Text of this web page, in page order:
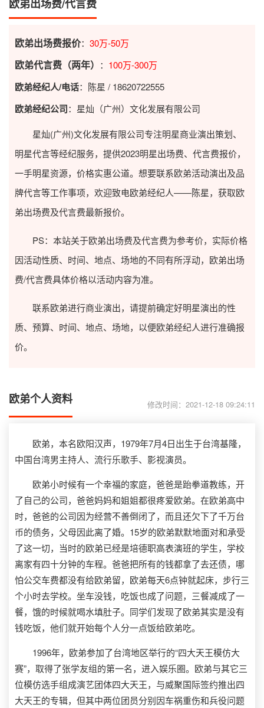
欧弟出场费/代言费
欧弟出场费报价： 30万-50万
欧弟代言费（两年） ： 100万-300万
欧弟经纪人/电话：陈星 / 18620722555
欧弟经纪公司：星灿（广州）文化发展有限公司
星灿(广州)文化发展有限公司专注明星商业演出策划、
明星代言等经纪服务，提供2023明星出场费、代言费报价，
一手明星资源，价格实惠公道。想要联系欧弟活动演出及品
牌代言等工作事项，欢迎致电欧弟经纪人——陈星，获取欧
弟出场费及代言费最新报价。
PS：本站关于欧弟出场费及代言费为参考价，实际价格
因活动性质、时间、地点、场地的不同有所浮动，欧弟出场
费/代言费具体价格以活动内容为准。
联系欧弟进行商业演出，请提前确定好明星演出的性
质、预算、时间、地点、场地，以便欧弟经纪人进行准确报
价。
欧弟个人资料 修改时间：2021-12-18 09:24:11
欧弟，本名欧阳汉声，1979年7月4日出生于台湾基隆，
中国台湾男主持人、流行乐歌手、影视演员。
欧弟小时候有一个幸福的家庭，爸爸是跆拳道教练，开
了自己的公司，爸爸妈妈和姐姐都很疼爱欧弟。在欧弟高中
时，爸爸的公司因为经营不善倒闭了，而且还欠下了千万台
币的债务，父母因此离了婚。15岁的欧弟默默地面对和承受
了这一切，当时的欧弟已经是培德职高表演班的学生，学校
离家有四十分钟的车程。爸爸把所有的钱都拿了去还债，哪
怕公交车费都没有给欧弟留，欧弟每天6点钟就起床，步行三
个小时去学校。坐车没钱，吃饭也成了问题，三餐减成了一
餐，饿的时候就喝水填肚子。同学们发现了欧弟其实是没有
钱吃饭，他们就开始每个人分一点饭给欧弟吃。
1996年，欧弟参加了台湾地区举行的“四大天王模仿大
赛”，取得了张学友组的第一名，进入娱乐圈。欧弟与其它三
位模仿选手组成演艺团体四大天王，与威聚国际签约推出四
大天王的专辑，但其中两位团员分别因车祸重伤和兵役问题